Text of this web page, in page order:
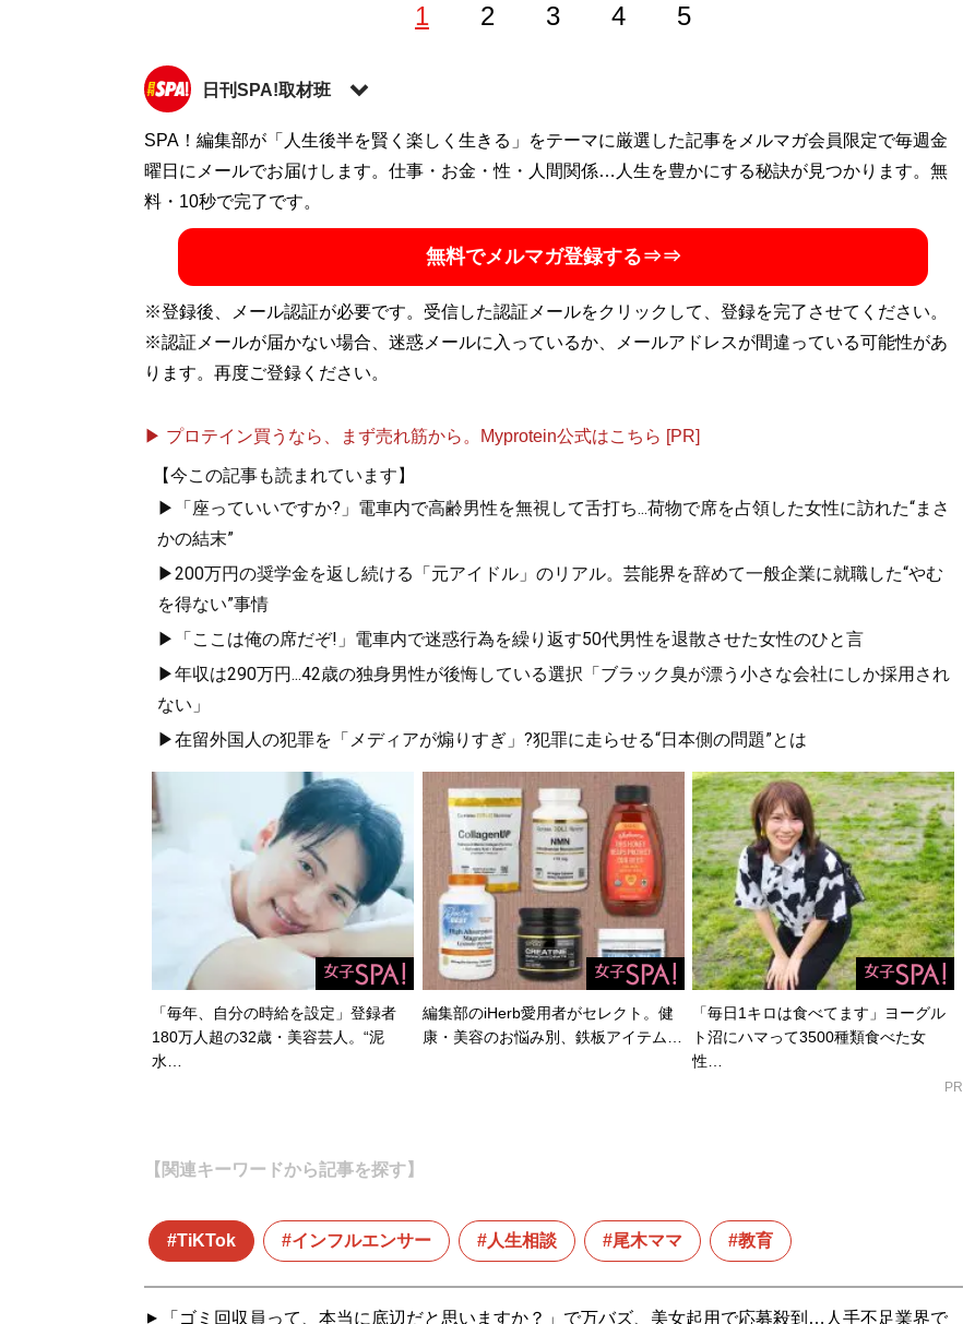
1 2 3 4 5
日刊SPA!取材班
記事一覧へ
SPA！編集部が「人生後半を賢く楽しく生きる」をテーマに厳選した記事をメルマガ会員限定で毎週金
曜日にメールでお届けします。仕事・お金・性・人間関係…人生を豊かにする秘訣が見つかります。無
料・10秒で完了です。
無料でメルマガ登録する⇒⇒
※登録後、メール認証が必要です。受信した認証メールをクリックして、登録を完了させてください。
※認証メールが届かない場合、迷惑メールに入っているか、メールアドレスが間違っている可能性があ
ります。再度ご登録ください。
▶ プロテイン買うなら、まず売れ筋から。Myprotein公式はこちら [PR]
【今この記事も読まれています】
▶「座っていいですか?」電車内で高齢男性を無視して舌打ち...荷物で席を占領した女性に訪れた“まさ
かの結末”
▶200万円の奨学金を返し続ける「元アイドル」のリアル。芸能界を辞めて一般企業に就職した“やむ
を得ない”事情
▶「ここは俺の席だぞ!」電車内で迷惑行為を繰り返す50代男性を退散させた女性のひと言
▶年収は290万円...42歳の独身男性が後悔している選択「ブラック臭が漂う小さな会社にしか採用され
ない」
▶在留外国人の犯罪を「メディアが煽りすぎ」?犯罪に走らせる“日本側の問題”とは
「毎年、自分の時給を設定」登録者
180万人超の32歳・美容芸人。“泥
水…
編集部のiHerb愛用者がセレクト。健
康・美容のお悩み別、鉄板アイテム…
「毎日1キロは食べてます」ヨーグル
ト沼にハマって3500種類食べた女
性…
PR
【関連キーワードから記事を探す】
TiKTok インフルエンサー 人生相談 尾木ママ 教育
「ゴミ回収員って、本当に底辺だと思いますか？」で万バズ、美女起用で応募殺到…人手不足業界で